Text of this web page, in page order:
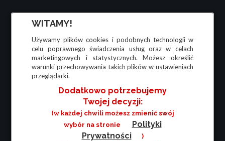
WITAMY!
Używamy plików cookies i podobnych technologii w
celu poprawnego świadczenia usług oraz w celach
marketingowych i statystycznych. Możesz określić
warunki przechowywania takich plików w ustawieniach
przeglądarki.
Dodatkowo potrzebujemy
Twojej decyzji:
(w każdej chwili możesz zmienić swój
wybór na stronie
Polityki
Prywatności
)